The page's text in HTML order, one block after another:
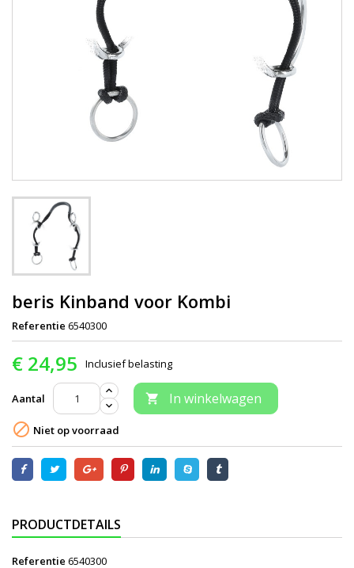
beris Kinband voor Kombi
Referentie 6540300
€ 24,95 Inclusief belasting
Aantal  In winkelwagen
 Niet op voorraad
PRODUCTDETAILS
Referentie 6540300